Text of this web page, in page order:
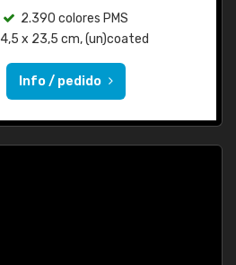
2.390 colores PMS
4,5 x 23,5 cm, (un)coated
Info / pedido